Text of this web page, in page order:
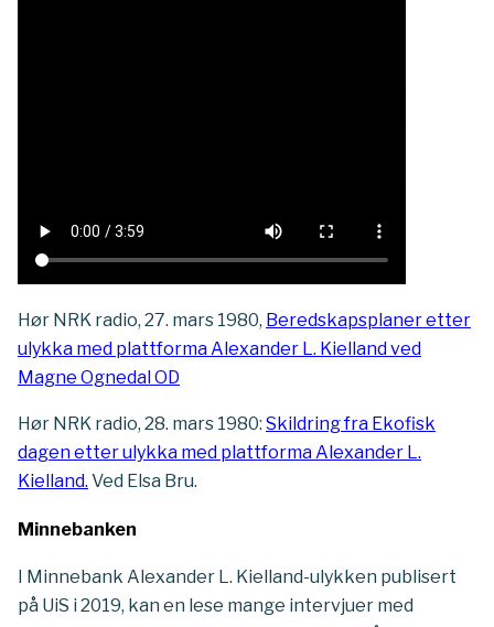
Hør NRK radio, 27. mars 1980, Beredskapsplaner etter
ulykka med plattforma Alexander L. Kielland ved
Magne Ognedal OD
Hør NRK radio, 28. mars 1980: Skildring fra Ekofisk
dagen etter ulykka med plattforma Alexander L.
Kielland. Ved Elsa Bru.
Minnebanken
I Minnebank Alexander L. Kielland-ulykken publisert
på UiS i 2019, kan en lese mange intervjuer med